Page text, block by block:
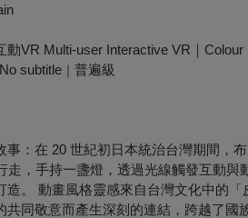
動VR Multi-user Interactive VR｜
subtitle
普遍級
事：在 20 世紀初日本統治台灣期間
走，手持一盞燈，透過光線觸發互動
。 動畫風格靈感來自台灣文化中的
同敬意而產生深刻的連結，跨越了國